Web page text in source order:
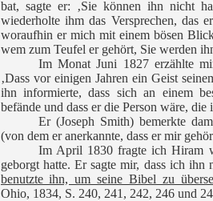
bat, sagte er: ‚Sie können ihn nicht
wiederholte ihm das Versprechen, das
woraufhin er mich mit einem bösen
wem zum Teufel er gehört, Sie werden
Im Monat Juni 1827 erzählte
‚Dass vor einigen Jahren ein Geist
ihn informierte, dass sich an einem
befände und dass er die Person wäre,
Er (Joseph Smith) bemerkte
(von dem er anerkannte, dass er mir
Im April 1830 fragte ich Hiram
geborgt hatte. Er sagte mir, dass ich
benutzte ihn, um seine Bibel zu
Ohio, 1834, S. 240, 241, 242, 246 und